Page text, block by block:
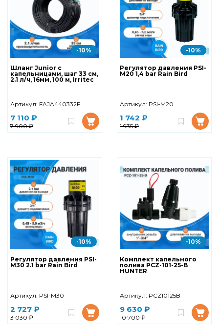
-10%
Шланг Junior с
капельницами, шаг 33 см,
2.1 л/ч, 16мм, 100 м, Irritec
Артикул: FAJA440332F
7 110 ₽
7 900 ₽
-10%
Регулятор давления PSI-
M20 1,4 bar Rain Bird
Артикул: PSI-M20
1 742 ₽
1 935 ₽
-10%
Регулятор давления PSI-
M30 2.1 bar Rain Bird
Артикул: PSI-M30
2 727 ₽
3 030 ₽
-10%
Комплект капельного
полива PCZ-101-25-B
HUNTER
Артикул: PCZ10125B
9 630 ₽
10 700 ₽